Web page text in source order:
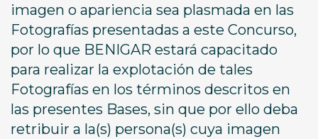
imagen o apariencia sea plasmada en las
Fotografías presentadas a este Concurso,
por lo que BENIGAR estará capacitado
para realizar la explotación de tales
Fotografías en los términos descritos en
las presentes Bases, sin que por ello deba
retribuir a la(s) persona(s) cuya imagen